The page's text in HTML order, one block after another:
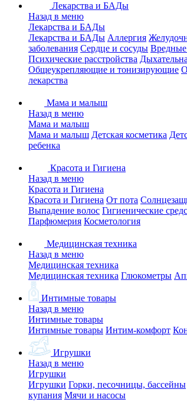
Лекарства и БАДы
Назад в меню
Лекарства и БАДы
Лекарства и БАДы Аллергия
заболевания Сердце и сосуды
Психические расстройства
Общеукрепляющие и тонизирующие
лекарства
Мама и малыш
Назад в меню
Мама и малыш
Мама и малыш Детская косметика
ребенка
Красота и Гигиена
Назад в меню
Красота и Гигиена
Красота и Гигиена От пота
Выпадение волос Гигиенические
Парфюмерия Косметология
Медицинская техника
Назад в меню
Медицинская техника
Медицинская техника Глюкометры
Интимные товары
Назад в меню
Интимные товары
Интимные товары Интим-комфорт
Игрушки
Назад в меню
Игрушки
Игрушки Горки, песочницы, бассейны
купания Мячи и насосы